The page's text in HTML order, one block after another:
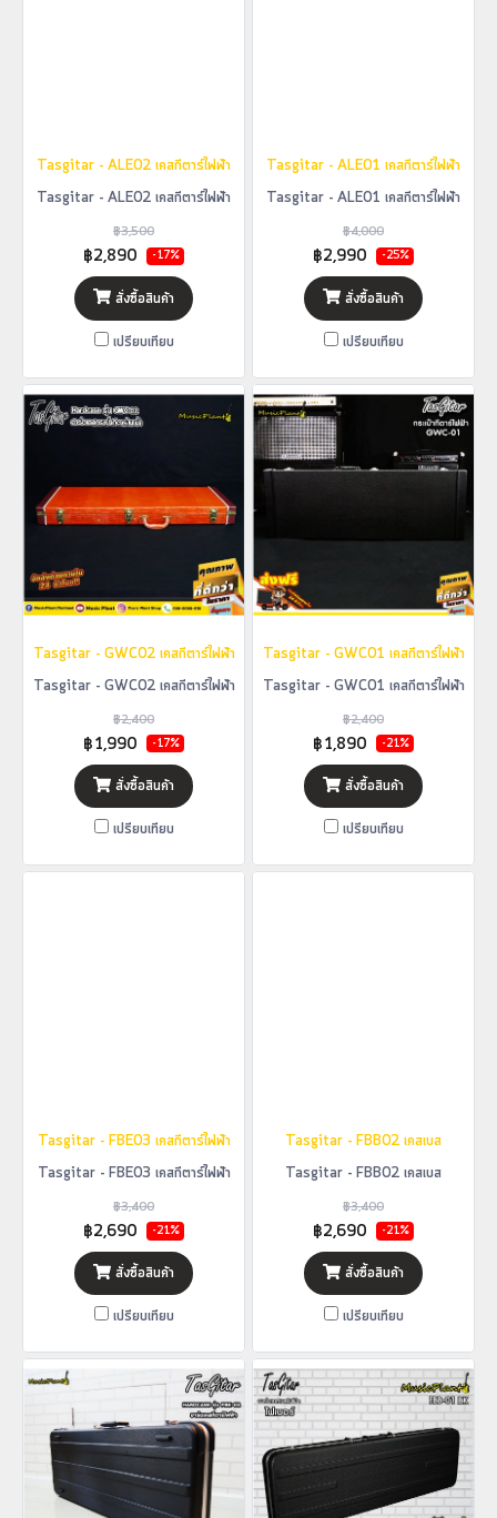
Tasgitar - ALE02 เคสกีตาร์ไฟฟ้า
Tasgitar - ALE02 เคสกีตาร์ไฟฟ้า
฿3,500
฿2,890 -17%
สั่งซื้อสินค้า
เปรียบเทียบ
Tasgitar - ALE01 เคสกีตาร์ไฟฟ้า
Tasgitar - ALE01 เคสกีตาร์ไฟฟ้า
฿4,000
฿2,990 -25%
สั่งซื้อสินค้า
เปรียบเทียบ
Tasgitar - GWC02 เคสกีตาร์ไฟฟ้า
Tasgitar - GWC02 เคสกีตาร์ไฟฟ้า
฿2,400
฿1,990 -17%
สั่งซื้อสินค้า
เปรียบเทียบ
Tasgitar - GWC01 เคสกีตาร์ไฟฟ้า
Tasgitar - GWC01 เคสกีตาร์ไฟฟ้า
฿2,400
฿1,890 -21%
สั่งซื้อสินค้า
เปรียบเทียบ
Tasgitar - FBE03 เคสกีตาร์ไฟฟ้า
Tasgitar - FBE03 เคสกีตาร์ไฟฟ้า
฿3,400
฿2,690 -21%
สั่งซื้อสินค้า
เปรียบเทียบ
Tasgitar - FBB02 เคสเบส
Tasgitar - FBB02 เคสเบส
฿3,400
฿2,690 -21%
สั่งซื้อสินค้า
เปรียบเทียบ